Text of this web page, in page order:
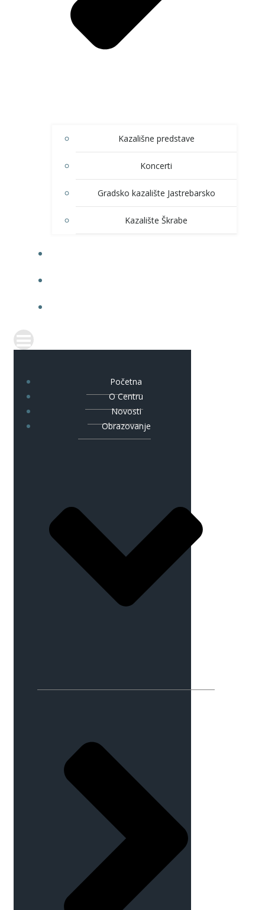
Kazališne predstave
Koncerti
Gradsko kazalište Jastrebarsko
Kazalište Škrabe
Početna
O Centru
Novosti
Obrazovanje